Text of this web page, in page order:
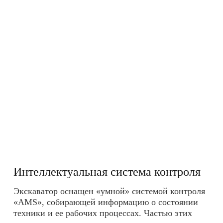
Интеллектуальная система контроля
Экскаватор оснащен «умной» системой контроля
«AMS», собирающей информацию о состоянии
техники и ее рабочих процессах. Частью этих